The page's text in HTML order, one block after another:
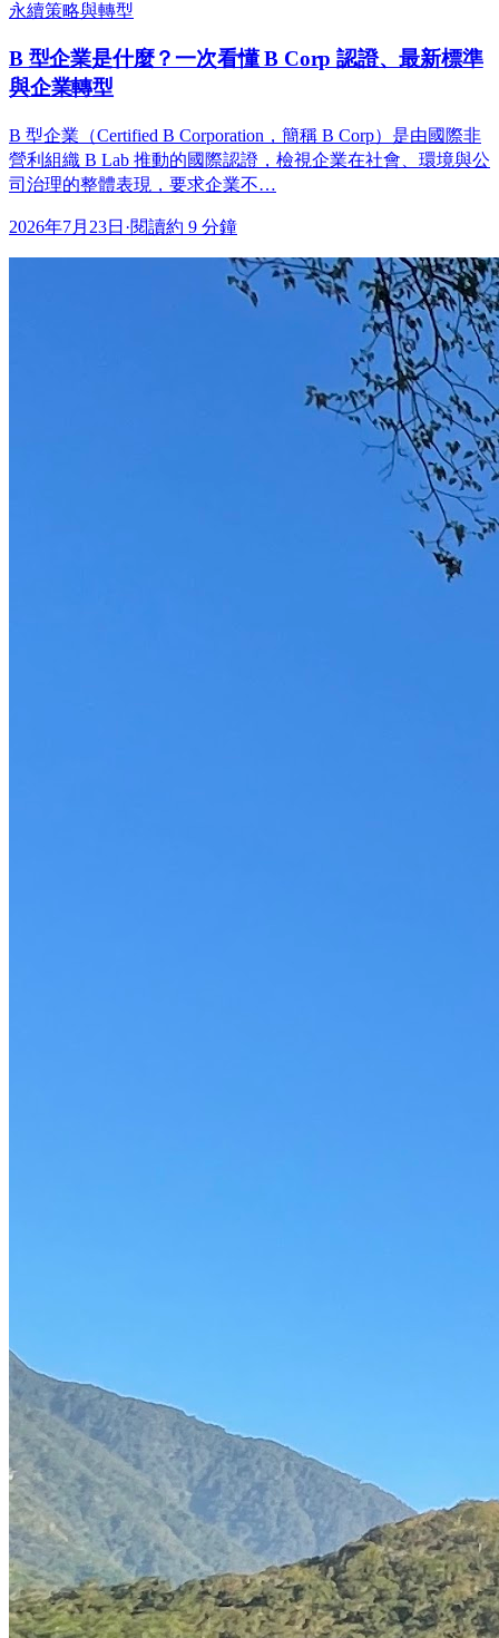
永續策略與轉型
B 型企業是什麼？一次看懂 B Corp 認證、最新標準
與企業轉型
B 型企業（Certified B Corporation，簡稱 B Corp）是由國際非
營利組織 B Lab 推動的國際認證，檢視企業在社會、環境與公
司治理的整體表現，要求企業不…
2026年7月23日 ·閱讀約 9 分鐘